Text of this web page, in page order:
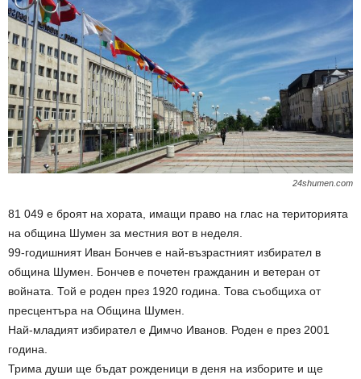
24shumen.com
81 049 е броят на хората, имащи право на глас на територията
на община Шумен за местния вот в неделя.
99-годишният Иван Бончев е най-възрастният избирател в
община Шумен. Бончев е почетен гражданин и ветеран от
войната. Той е роден през 1920 година. Това съобщиха от
пресцентъра на Община Шумен.
Най-младият избирател е Димчо Иванов. Роден е през 2001
година.
Трима души ще бъдат рожденици в деня на изборите и ще